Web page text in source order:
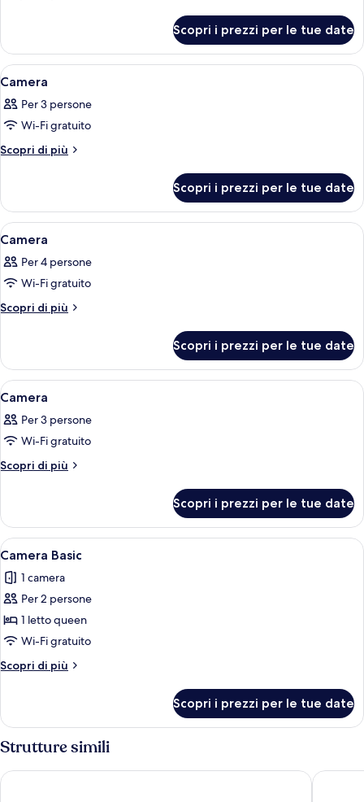
Superior
Scopri i prezzi per le tue date
Apri
tutte
le
foto
per
Una camera d'albergo con un letto,
3
Camera
Per 3 persone
Wi-Fi gratuito
Scopri di più
Altri
Scopri i prezzi per le tue date
Apri
tutte
le
foto
per
Camera d'albergo con due letti, una
6
Camera
Per 4 persone
Wi-Fi gratuito
Scopri di più
Altri
Scopri i prezzi per le tue date
Apri
tutte
le
foto
per
Una camera d'albergo con un letto,
6
Camera
Per 3 persone
Wi-Fi gratuito
Scopri di più
Altri
Scopri i prezzi per le tue date
Apri
tutte
le
foto
per
Camera
Basic
Una camera d'albergo moderna con
2
Camera Basic
1 camera
Per 2 persone
1 letto queen
Wi-Fi gratuito
Scopri di più
Altri
Basic
Scopri i prezzi per le tue date
Strutture simili
Royal Apart Hotel Marnin